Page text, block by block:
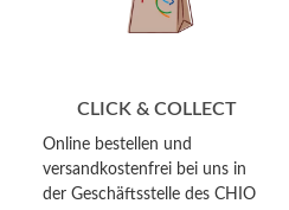
CLICK & COLLECT
Online bestellen und
versandkostenfrei bei uns in
der Geschäftsstelle des CHIO